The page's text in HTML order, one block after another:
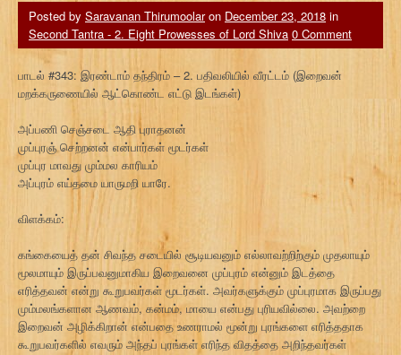
Posted by Saravanan Thirumoolaron December 23, 2018 in
Second Tantra - 2. Eight Prowesses of Lord Shiva 0 Comment
பாடல் #343: இரண்டாம் தந்திரம் – 2. பதிவலியில் வீரட்டம் (இறைவன்
மறக்கருணையில் ஆட்கொண்ட எட்டு இடங்கள்)
அப்பணி செஞ்சடை ஆதி புராதனன்
முப்புரஞ் செற்றனன் என்பார்கள் மூடர்கள்
முப்புர மாவது மும்மல காரியம்
அப்புரம் எய்தமை யாருமறி யாரே.
விளக்கம்:
கங்கையைத் தன் சிவந்த சடையில் சூடியவனும் எல்லாவற்றிற்கும் முதலாயும்
மூலமாயும் இருப்பவனுமாகிய இறைவனை முப்புரம் என்னும் இடத்தை
எரித்தவன் என்று கூறுபவர்கள் மூடர்கள். அவர்களுக்கும் முப்புரமாக இருப்பது
மும்மலங்களான ஆணவம், கன்மம், மாயை என்பது புரியவில்லை. அவற்றை
இறைவன் அழிக்கிறான் என்பதை உணராமல் மூன்று புரங்களை எரித்ததாக
கூறுபவர்களில் எவரும் அந்தப் புரங்கள் எரிந்த விதத்தை அறிந்தவர்கள்